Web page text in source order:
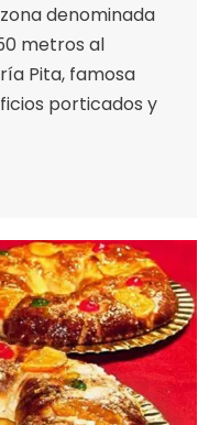
denominada
metros al
Pita, famosa
porticados y